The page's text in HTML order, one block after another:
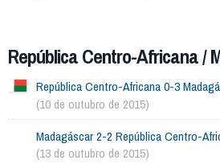
República Centro-Africana /
República Centro-Africana 0-3
(10 de outubro de 2015)
Madagáscar 2-2 República Centro-
(13 de outubro de 2015)